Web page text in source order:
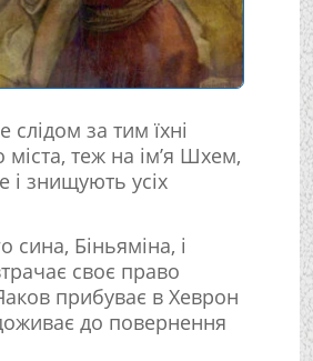
за тим їхні
теж на ім’я Шхем,
і знищують усіх
Біньяміна, і
своє право
прибуває в Хеврон
до повернення